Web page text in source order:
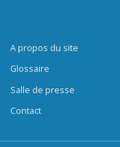
A propos du site
Glossaire
Salle de presse
Contact